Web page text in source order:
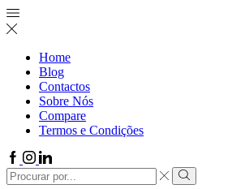
Home
Blog
Contactos
Sobre Nós
Compare
Termos e Condições